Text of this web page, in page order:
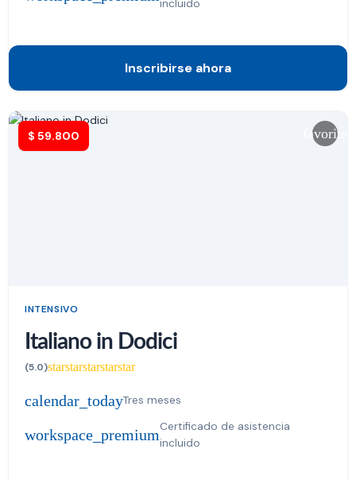
incluido
Inscribirse ahora
$ 59.800 favorite
INTENSIVO
Italiano in Dodici
(5.0)starstarstarstarstar
calendar_todayTres meses
workspace_premiumCertificado de asistencia
incluido